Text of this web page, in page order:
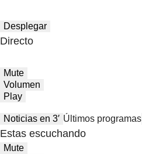
Desplegar
Directo
Mute
Volumen
Play
Noticias en 3′ Últimos programas
Estas escuchando
Mute